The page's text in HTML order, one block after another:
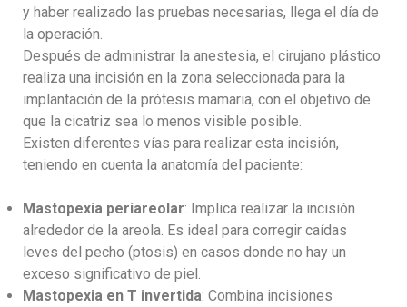
y haber realizado las pruebas necesarias, llega el día de
la operación.
Después de administrar la anestesia, el cirujano plástico
realiza una incisión en la zona seleccionada para la
implantación de la prótesis mamaria, con el objetivo de
que la cicatriz sea lo menos visible posible.
Existen diferentes vías para realizar esta incisión,
teniendo en cuenta la anatomía del paciente:
Mastopexia periareolar: Implica realizar la incisión
alrededor de la areola. Es ideal para corregir caídas
leves del pecho (ptosis) en casos donde no hay un
exceso significativo de piel.
Mastopexia en T invertida: Combina incisiones